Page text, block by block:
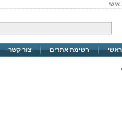
אישי
ראשי רשימת אתרים צור קשר